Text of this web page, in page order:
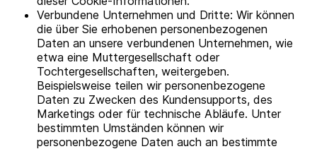
Verbundene Unternehmen und Dritte: Wir können
die über Sie erhobenen personenbezogenen
Daten an unsere verbundenen Unternehmen, wie
etwa eine Muttergesellschaft oder
Tochtergesellschaften, weitergeben.
Beispielsweise teilen wir personenbezogene
Daten zu Zwecken des Kundensupports, des
Marketings oder für technische Abläufe. Unter
bestimmten Umständen können wir
personenbezogene Daten auch an bestimmte